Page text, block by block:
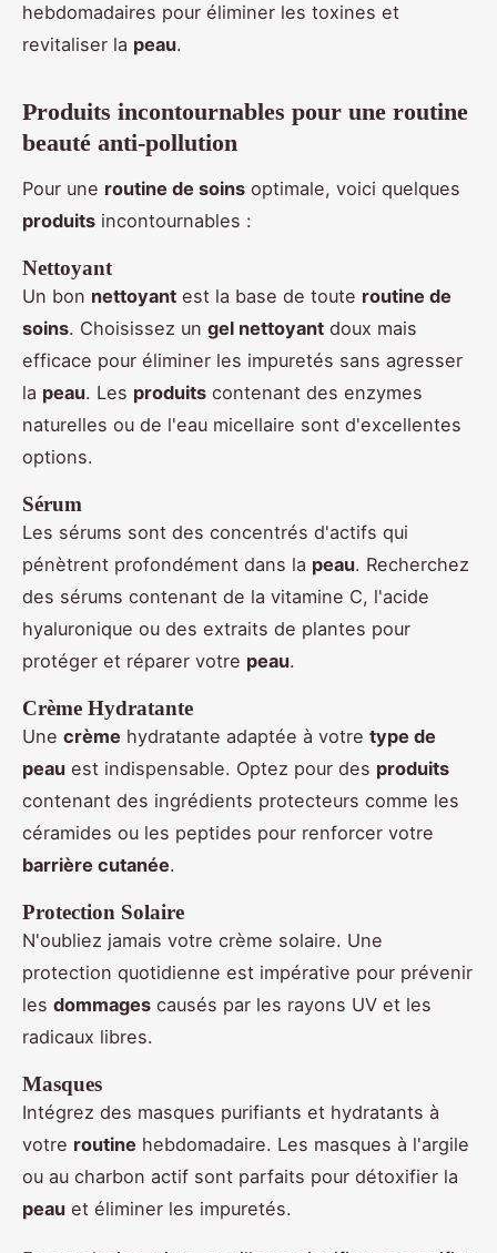
hebdomadaires pour éliminer les toxines et
revitaliser la peau.
Produits incontournables pour une routine
beauté anti-pollution
Pour une routine de soins optimale, voici quelques
produits incontournables :
Nettoyant
Un bon nettoyant est la base de toute routine de
soins. Choisissez un gel nettoyant doux mais
efficace pour éliminer les impuretés sans agresser
la peau. Les produits contenant des enzymes
naturelles ou de l'eau micellaire sont d'excellentes
options.
Sérum
Les sérums sont des concentrés d'actifs qui
pénètrent profondément dans la peau. Recherchez
des sérums contenant de la vitamine C, l'acide
hyaluronique ou des extraits de plantes pour
protéger et réparer votre peau.
Crème Hydratante
Une crème hydratante adaptée à votre type de
peau est indispensable. Optez pour des produits
contenant des ingrédients protecteurs comme les
céramides ou les peptides pour renforcer votre
barrière cutanée.
Protection Solaire
N'oubliez jamais votre crème solaire. Une
protection quotidienne est impérative pour prévenir
les dommages causés par les rayons UV et les
radicaux libres.
Masques
Intégrez des masques purifiants et hydratants à
votre routine hebdomadaire. Les masques à l'argile
ou au charbon actif sont parfaits pour détoxifier la
peau et éliminer les impuretés.